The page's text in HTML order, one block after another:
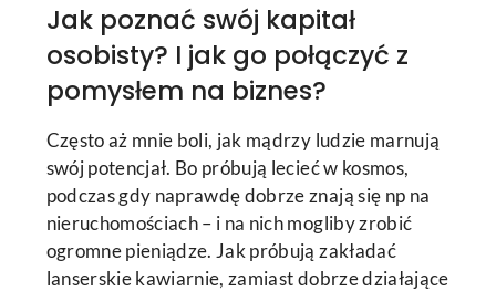
Jak poznać swój kapitał
osobisty? I jak go połączyć z
pomysłem na biznes?
Często aż mnie boli, jak mądrzy ludzie marnują
swój potencjał. Bo próbują lecieć w kosmos,
podczas gdy naprawdę dobrze znają się np na
nieruchomościach – i na nich mogliby zrobić
ogromne pieniądze. Jak próbują zakładać
lanserskie kawiarnie, zamiast dobrze działające